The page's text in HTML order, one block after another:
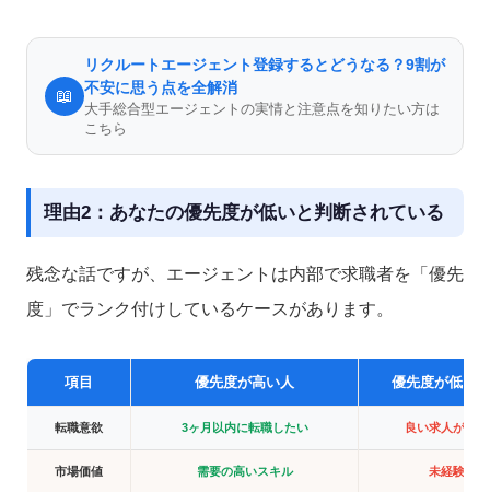
📖
リクルートエージェント登録するとどうなる？9割が
不安に思う点を全解消
大手総合型エージェントの実情と注意点を知りたい方は
こちら
理由2：あなたの優先度が低いと判断されている
残念な話ですが、エージェントは内部で求職者を「優先
度」でランク付けしているケースがあります。
項目 優先度が高い人 優先度が低く
転職意欲 3ヶ月以内に転職したい 良い求人があ
市場価値 需要の高いスキル 未経験・